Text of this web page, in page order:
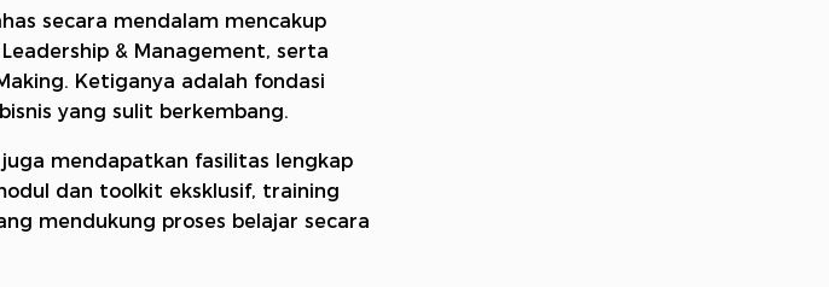
secara mendalam mencakup
& Management, serta
Ketiganya adalah fondasi
yang sulit berkembang.
mendapatkan fasilitas lengkap
dan toolkit eksklusif, training
mendukung proses belajar secara